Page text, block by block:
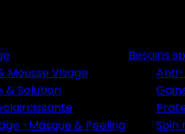
Mousse Visage
& Solution
-Masque & Peeling
Besoins
Soin